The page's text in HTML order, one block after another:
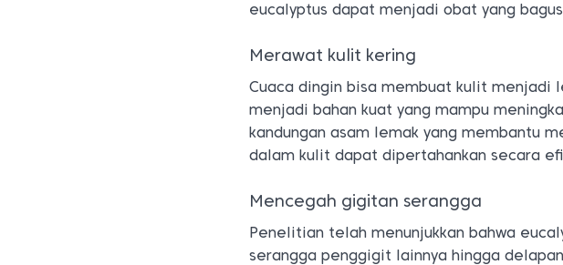
eucalyptus dapat menjadi obat yang
Merawat kulit kering
Cuaca dingin bisa membuat kulit menjadi
menjadi bahan kuat yang mampu
kandungan asam lemak yang membantu
dalam kulit dapat dipertahankan secara
Mencegah gigitan serangga
Penelitian telah menunjukkan bahwa
serangga penggigit lainnya hingga